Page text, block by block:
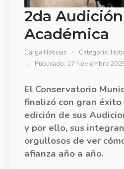
2da Audición
Académica
Carga Noticias Categoría:
Publicado: 17 Noviembre
El Conservatorio
finalizó con gran
edición de sus
y por ello, sus
orgullosos de ver
afianza año a año.